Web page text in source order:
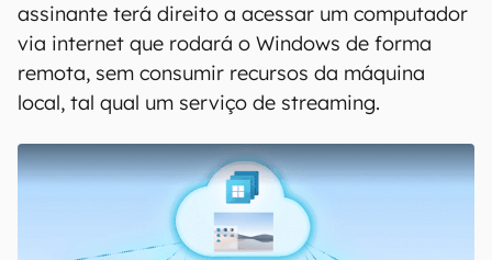
assinante terá direito a acessar um computador
via internet que rodará o Windows de forma
remota, sem consumir recursos da máquina
local, tal qual um serviço de streaming.